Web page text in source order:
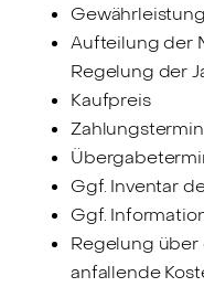
Aufteilung der
Regelung der
Kaufpreis
Ggf. Inventar
Ggf.
Regelung
anfallende